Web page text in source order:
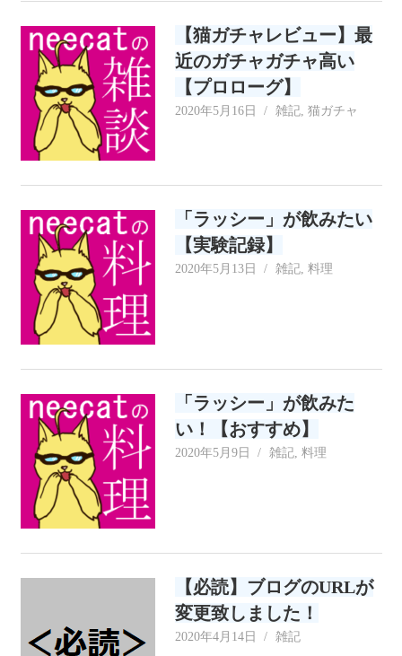
【猫ガチャレビュー】最
近のガチャガチャ高い
【プロローグ】
2020年5月16日 neecat
雑記, 猫ガチャ
「ラッシー」が飲みたい
【実験記録】
2020年5月13日 neecat
雑記, 料理
「ラッシー」が飲みた
い！【おすすめ】
2020年5月9日 neecat
雑記, 料理
【必読】ブログのURLが
変更致しました！
2020年4月14日 neecat
雑記